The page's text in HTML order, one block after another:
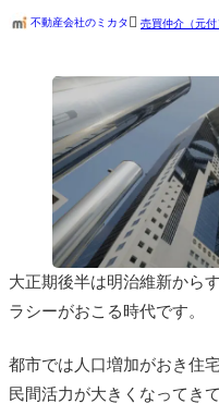
不動産会社のミカタ 売買仲介（元付
大正期後半は明治維新から
ラシーがおこる時代です。
都市では人口増加がおき住
民間活力が大きくなってき